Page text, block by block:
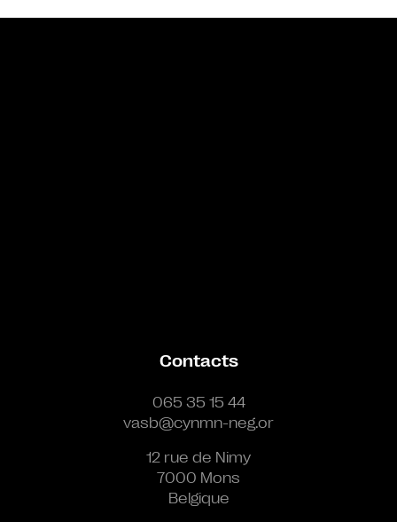
Contacts
065 35 15 44
vasb@cynmn-neg.or
12 rue de Nimy
7000 Mons
Belgique